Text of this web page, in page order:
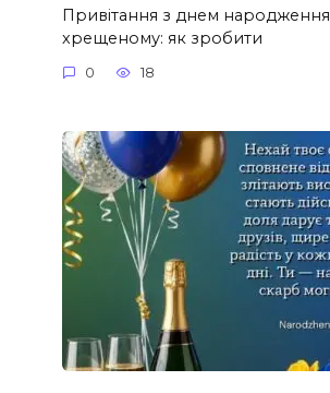
Привітання з днем народження
хрещеному: як зробити
0 18